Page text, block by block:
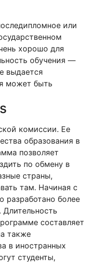
или
хорошо для
обучения —
выдается
может быть
комиссии. Ее
образования в
позволяет
по обмену в
страны,
там. Начиная с
разработано более
составляет
также
в иностранных
студенты,